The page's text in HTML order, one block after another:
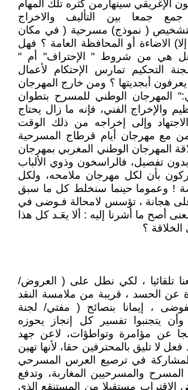
الإغريقي سينهارمن كثره تلك المهام
جمعا بين التأليف والاخراج
( نموذج) مسرحية ( في مكان
الاضاءة أو المحافظة العامة ؟ فهل
هي من شروط " الإحتراف" أم "
التحكيم تمارس الإحتكام لأعمال
يعرفون أبجديتها ؟ ومن خارج المهرجان
المهرجان الوطني للمسرح بتطوان
والإخراج الفني، فإنه ما زال يحتاج
وإلى إخراجه من ذلك الوقت
مع مهرجان أيام قرطاج المسرحية
علاقة المهرجان الوطني المغربي بمهرجان
تفصيل، فالراسخون وذوي الألباب
بأن لكل مهرجان ملامحه، ولكل
! وعموما حينما سنخلط كل ما سبق
هجانة ، تؤسس لامحالة فـوضى في
أصح ما أشرنا إليه : ألا يعَـد كل هذا
؟
تلقائيا ، لكي نطل على ( العروض/
عن الحسد ، قريبة من ملامسة النقد
، إيمانا بنصائح ( مفتي/ لجنة
وأن يتجنبوا تفسير كل إنجاز يحوزه
عن مؤامرة وتواطؤات، لاعن جهد
فعل لا تليق بالمحترفين حقا، لأنها تهين
في ترصيع العرس المسرحي
والمسرحيين المغاربة، وتدفع
الاقتراب مستقبلا من المستنقع الذي